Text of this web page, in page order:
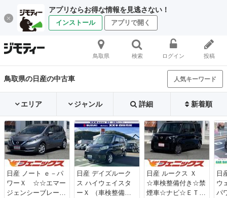
アプリならお得な情報を見逃さない！
インストール アプリで開く
鳥取県 検索 ログイン 投稿
鳥取県の日産の中古車 人気キーワード
エリア ジャンル 詳細 新着順
日産 ノート ｅ－パ
ワーＸ ☆☆エマー
ジェンシーブレーキ
日産 デイズルーク
ス ハイウェイスタ
ーＸ （車検整備
日産 ルークス Ｘ
☆車検整備付き☆禁
煙車☆ナビ☆ＥＴＣ
日
ウ
パ